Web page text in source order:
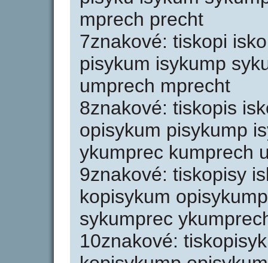
mprech precht
7znakové: tiskopi
pisykum isykump
umprech mprecht
8znakové: tiskopis
opisykum pisykump
ykumprec kumprech
9znakové: tiskopisy
kopisykum
sykumprec
10znakové: